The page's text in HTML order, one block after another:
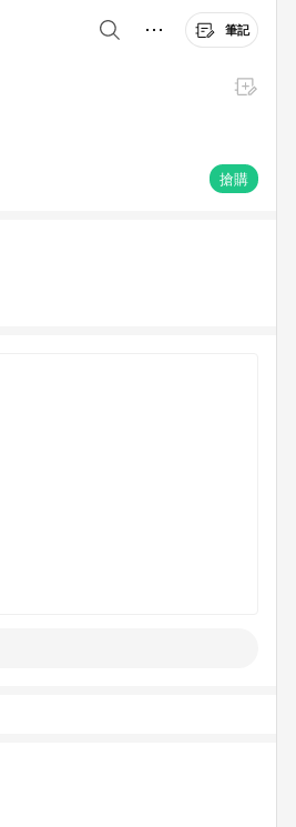
筆記
搶購